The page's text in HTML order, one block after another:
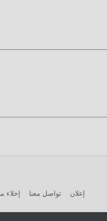
، فإن عملية التراكم حتمًا
إلى إنفاق معظم طاقتك
إخلاء تواصل معنا إعلان